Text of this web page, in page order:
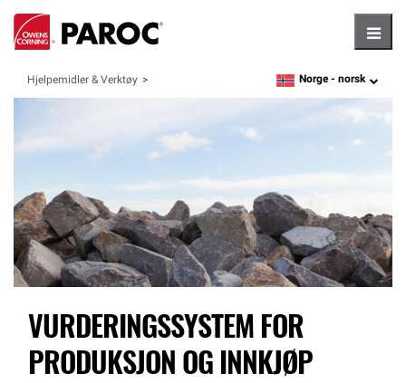
Hjelpemidler & Verktøy language
Norge - norsk
VURDERINGSSYSTEM FOR
PRODUKSJON OG INNKJØP